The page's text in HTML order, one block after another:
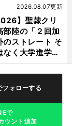
】聖隷クリ
部陸の「２回加
のストレート そ
く大学進学を
2026.08.07更新
フォローする
で
ウント追加